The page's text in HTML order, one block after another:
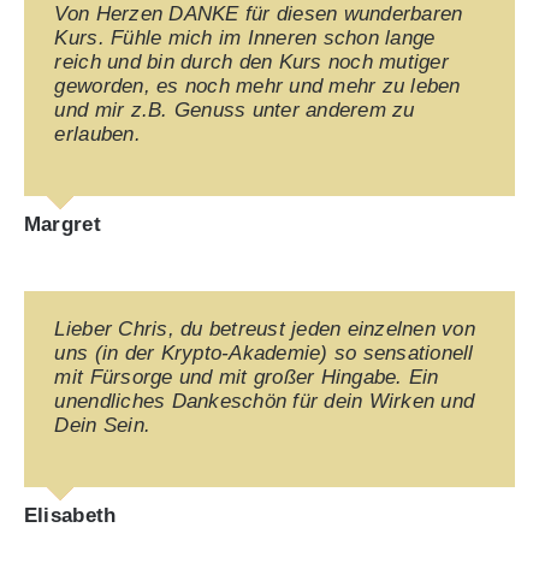
Von Herzen DANKE für diesen wunderbaren
Kurs. Fühle mich im Inneren schon lange
reich und bin durch den Kurs noch mutiger
geworden, es noch mehr und mehr zu leben
und mir z.B. Genuss unter anderem zu
erlauben.
Margret
Lieber Chris, du betreust jeden einzelnen von
uns (in der Krypto-Akademie) so sensationell
mit Fürsorge und mit großer Hingabe. Ein
unendliches Dankeschön für dein Wirken und
Dein Sein.
Elisabeth